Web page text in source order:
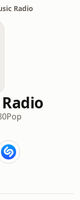
Radio
Pop